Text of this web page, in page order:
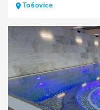
Tošovice